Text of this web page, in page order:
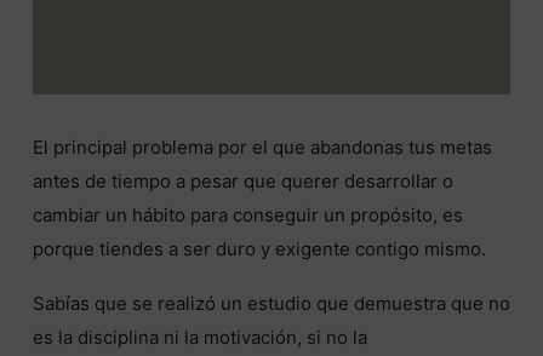
El principal problema por el que abandonas tus metas
antes de tiempo a pesar que querer desarrollar o
cambiar un hábito para conseguir un propósito, es
porque tiendes a ser duro y exigente contigo mismo.
Sabías que se realizó un estudio que demuestra que no
es la disciplina ni la motivación, si no la